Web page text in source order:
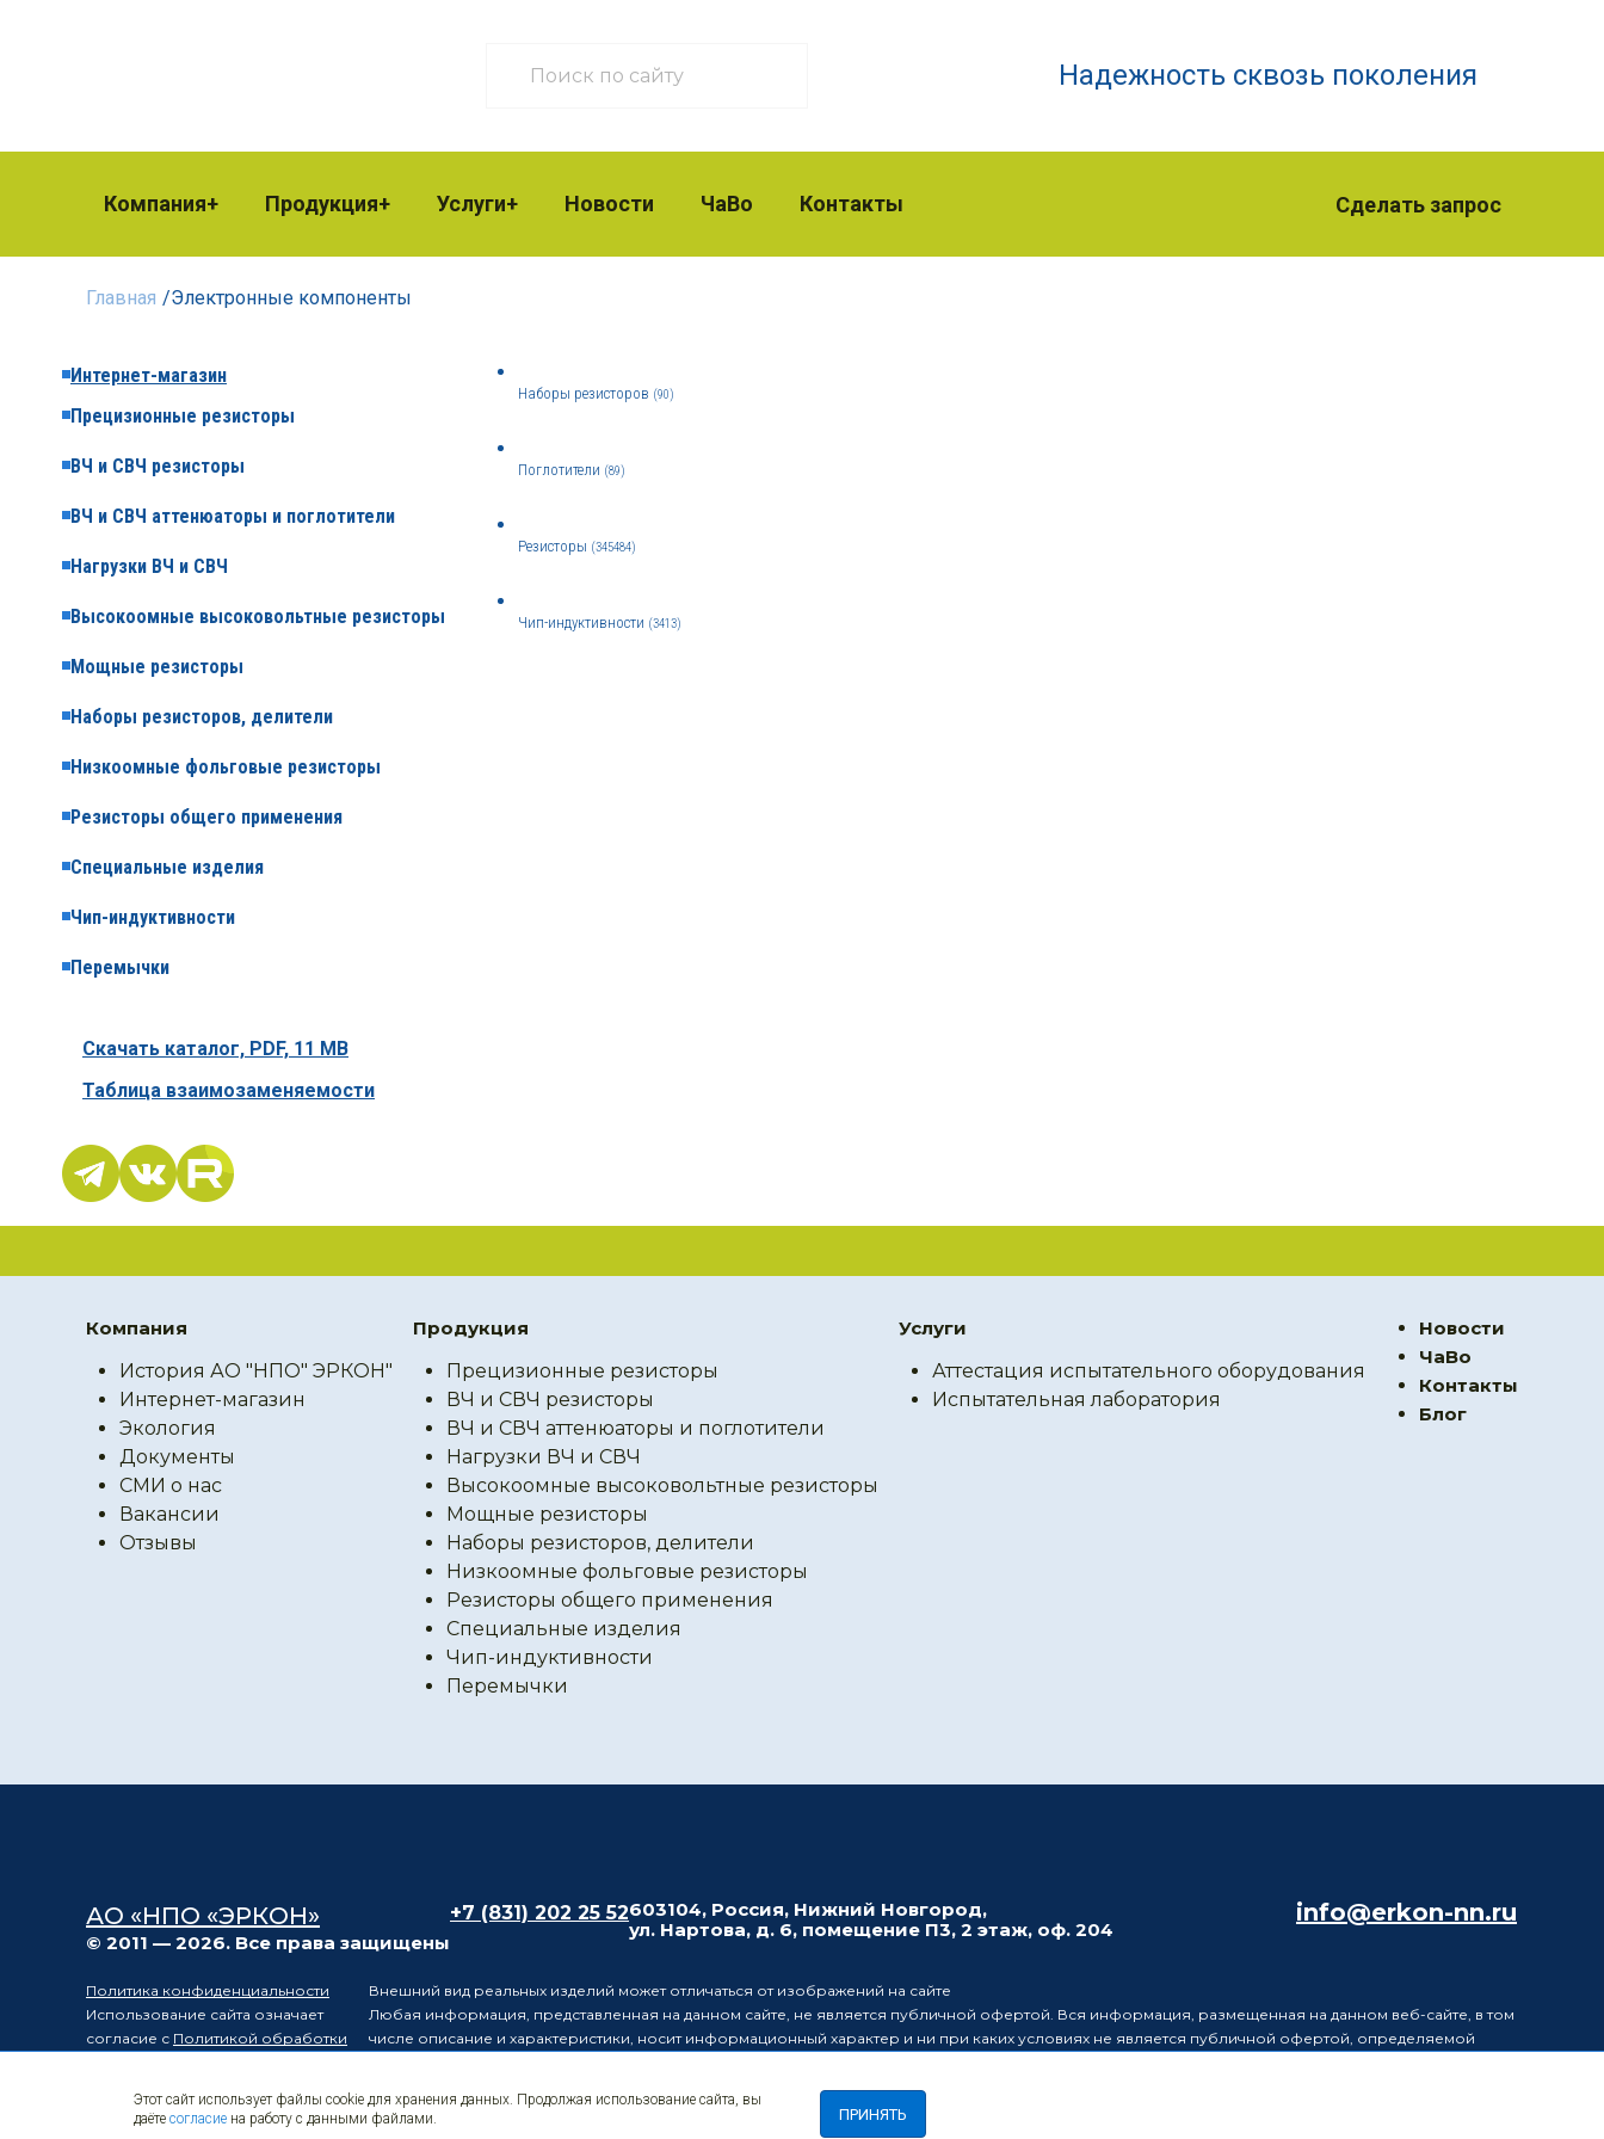
Надежность сквозь поколения
Компания Продукция Услуги Новости ЧаВо Контакты Сделать запрос
Главная /Электронные компоненты
Интернет-магазин
Прецизионные резисторы
ВЧ и СВЧ резисторы
ВЧ и СВЧ аттенюаторы и поглотители
Нагрузки ВЧ и СВЧ
Высокоомные высоковольтные резисторы
Мощные резисторы
Наборы резисторов, делители
Низкоомные фольговые резисторы
Резисторы общего применения
Специальные изделия
Чип-индуктивности
Перемычки
Скачать каталог, PDF, 11 MB
Таблица взаимозаменяемости
Наборы резисторов (90)
Поглотители (89)
Резисторы (345484)
Чип-индуктивности (3413)
Компания
История АО "НПО" ЭРКОН"
Интернет-магазин
Экология
Документы
СМИ о нас
Вакансии
Отзывы
Продукция
Прецизионные резисторы
ВЧ и СВЧ резисторы
ВЧ и СВЧ аттенюаторы и поглотители
Нагрузки ВЧ и СВЧ
Высокоомные высоковольтные резисторы
Мощные резисторы
Наборы резисторов, делители
Низкоомные фольговые резисторы
Резисторы общего применения
Специальные изделия
Чип-индуктивности
Перемычки
Услуги
Аттестация испытательного оборудования
Испытательная лаборатория
Новости
ЧаВо
Контакты
Блог
АО «НПО «ЭРКОН»
© 2011 — 2026. Все права защищены
+7 (831) 202 25 52603104, Россия, Нижний Новгород,
ул. Нартова, д. 6, помещение П3, 2 этаж, оф. 204
info@erkon-nn.ru
Политика конфиденциальности
Использование сайта означает
согласие с Политикой обработки
компоненты
Внешний вид реальных изделий может отличаться от изображений на сайте
Любая информация, представленная на данном сайте, не является публичной офертой. Вся информация, размещенная на данном веб-сайте, в том
числе описание и характеристики, носит информационный характер и ни при каких условиях не является публичной офертой, определяемой
Производитель оставляет за собой право в одностороннем порядке вносить изменения в информацию, размещенную на данном веб-сайте, без
уведомления третьих лиц о таких изменениях.
Этот сайт использует файлы cookie для хранения данных. Продолжая использование сайта, вы
даёте согласие на работу с данными файлами. ПРИНЯТЬ